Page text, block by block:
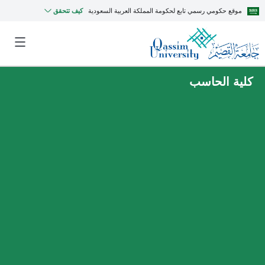
موقع حكومي رسمي تابع لحكومة المملكة العربية السعودية كيف تتحقق
كلية الحاسب